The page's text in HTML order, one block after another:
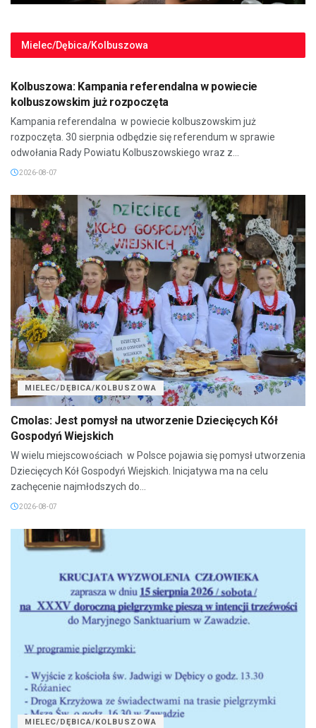
Mielec/Dębica/Kolbuszowa
Kolbuszowa: Kampania referendalna w powiecie
kolbuszowskim już rozpoczęta
Kampania referendalna w powiecie kolbuszowskim już
rozpoczęta. 30 sierpnia odbędzie się referendum w sprawie
odwołania Rady Powiatu Kolbuszowskiego wraz z...
2026-08-07
MIELEC/DĘBICA/KOLBUSZOWA
Cmolas: Jest pomysł na utworzenie Dziecięcych Kół
Gospodyń Wiejskich
W wielu miejscowościach w Polsce pojawia się pomysł utworzenia
Dziecięcych Kół Gospodyń Wiejskich. Inicjatywa ma na celu
zachęcenie najmłodszych do...
2026-08-07
MIELEC/DĘBICA/KOLBUSZOWA